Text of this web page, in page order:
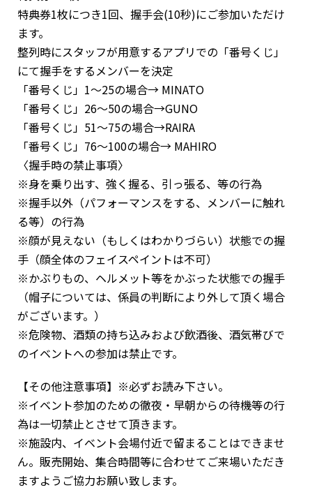
特典券1枚につき1回、握手会(10秒)にご参加いただけ
ます。
整列時にスタッフが用意するアプリでの「番号くじ」
にて握手をするメンバーを決定
「番号くじ」1～25の場合→ MINATO
「番号くじ」26～50の場合→GUNO
「番号くじ」51～75の場合→RAIRA
「番号くじ」76～100の場合→ MAHIRO
〈握手時の禁止事項〉
※身を乗り出す、強く握る、引っ張る、等の行為
※握手以外（パフォーマンスをする、メンバーに触れ
る等）の行為
※顔が見えない（もしくはわかりづらい）状態での握
手（顔全体のフェイスペイントは不可）
※かぶりもの、ヘルメット等をかぶった状態での握手
（帽子については、係員の判断により外して頂く場合
がございます。）
※危険物、酒類の持ち込みおよび飲酒後、酒気帯びで
のイベントへの参加は禁止です。
【その他注意事項】※必ずお読み下さい。
※イベント参加のための徹夜・早朝からの待機等の行
為は一切禁止とさせて頂きます。
※施設内、イベント会場付近で留まることはできませ
ん。販売開始、集合時間等に合わせてご来場いただき
ますようご協力お願い致します。